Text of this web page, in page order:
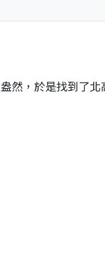
然，於是找到了